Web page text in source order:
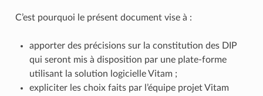
C’est pourquoi le présent document vise à :
apporter des précisions sur la constitution des DIP
qui seront mis à disposition par une plate-forme
utilisant la solution logicielle Vitam ;
expliciter les choix faits par l’équipe projet Vitam